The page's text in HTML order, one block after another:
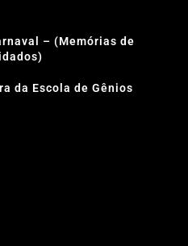
– (Memórias de
da Escola de Gênios